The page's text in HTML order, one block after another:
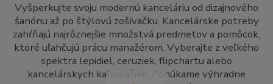
Vyšperkujte svoju modernú kanceláriu od dizajnového
šanónu až po štýlovú zošívačku. Kancelárske potreby
zahŕňajú najrôznejšie množstvá predmetov a pomôcok,
ktoré uľahčujú prácu manažérom. Vyberajte z veľkého
spektra lepidiel, ceruziek, flipchartu alebo
kancelárskych kalkulačiek. Ponúkame výhradne